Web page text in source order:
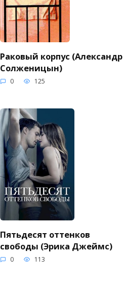
Раковый корпус (Александр
Солженицын)
0 125
Пятьдесят оттенков
свободы (Эрика Джеймс)
0 113